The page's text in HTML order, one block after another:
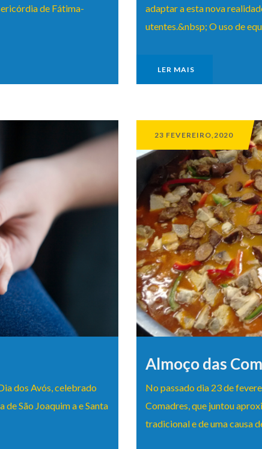
de Fátima-
adaptar a esta nova
utentes.&nbsp; O uso de
LER MAIS
dos Avós, celebrado
São Joaquim a e Santa
23 FEVEREIRO,2020
Almoço das
No passado dia 23 de
Comadres, que juntou
tradicional e de uma causa